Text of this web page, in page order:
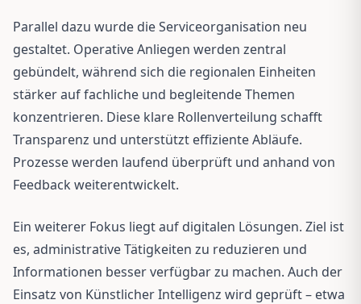
Parallel dazu wurde die Serviceorganisation neu
gestaltet. Operative Anliegen werden zentral
gebündelt, während sich die regionalen Einheiten
stärker auf fachliche und begleitende Themen
konzentrieren. Diese klare Rollenverteilung schafft
Transparenz und unterstützt effiziente Abläufe.
Prozesse werden laufend überprüft und anhand von
Feedback weiterentwickelt.
Ein weiterer Fokus liegt auf digitalen Lösungen. Ziel ist
es, administrative Tätigkeiten zu reduzieren und
Informationen besser verfügbar zu machen. Auch der
Einsatz von Künstlicher Intelligenz wird geprüft – etwa